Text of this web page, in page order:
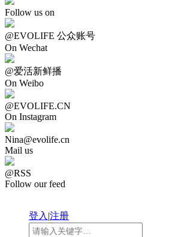
Follow us on
@EVOLIFE 公众账号
On Wechat
@爱活新鲜播
On Weibo
@EVOLIFE.CN
On Instagram
Nina@evolife.cn
Mail us
@RSS
Follow our feed
登入|注册